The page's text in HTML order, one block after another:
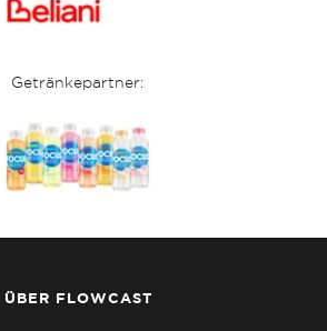
Getränkepartner:
ÜBER FLOWCAST